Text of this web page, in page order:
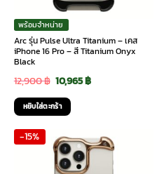
พร้อมจำหน่าย
Arc รุ่น Pulse Ultra Titanium – เคส
iPhone 16 Pro – สี Titanium Onyx
Black
12,900฿ Original
price
was:
12,900 ฿.
10,965฿Current
10,965 ฿.
หยิบใส่ตะกร้า
-15%